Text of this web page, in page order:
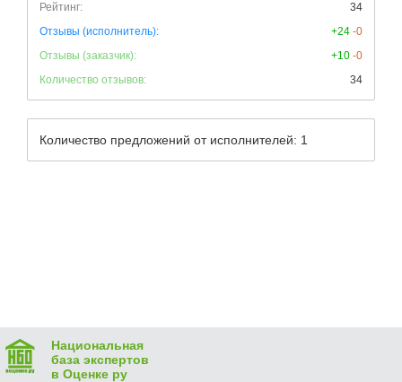
Рейтинг:
34
Отзывы (исполнитель):
+24 -0
Отзывы (заказчик):
+10 -0
Количество отзывов:
34
Количество предложений от исполнителей: 1
Национальная
база экспертов
в Оценке ру